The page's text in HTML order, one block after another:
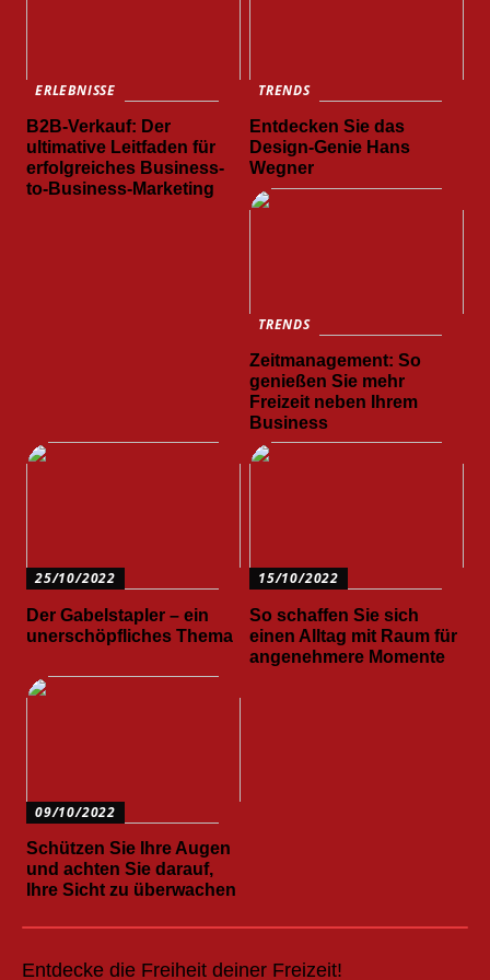
ERLEBNISSE
B2B-Verkauf: Der
ultimative Leitfaden für
erfolgreiches Business-
to-Business-Marketing
TRENDS
Entdecken Sie das
Design-Genie Hans
Wegner
TRENDS
Zeitmanagement: So
genießen Sie mehr
Freizeit neben Ihrem
Business
25/10/2022
Der Gabelstapler – ein
unerschöpfliches Thema
15/10/2022
So schaffen Sie sich
einen Alltag mit Raum für
angenehmere Momente
09/10/2022
Schützen Sie Ihre Augen
und achten Sie darauf,
Ihre Sicht zu überwachen
Entdecke die Freiheit deiner Freizeit!